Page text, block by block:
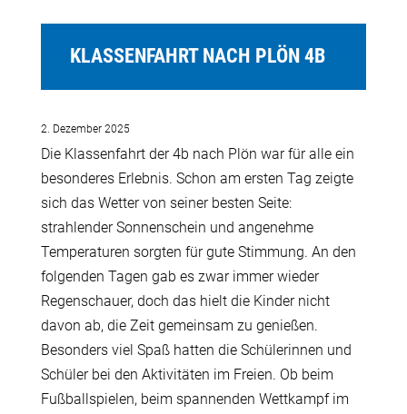
KLASSENFAHRT NACH PLÖN 4B
2. Dezember 2025
Die Klassenfahrt der 4b nach Plön war für alle ein
besonderes Erlebnis. Schon am ersten Tag zeigte
sich das Wetter von seiner besten Seite:
strahlender Sonnenschein und angenehme
Temperaturen sorgten für gute Stimmung. An den
folgenden Tagen gab es zwar immer wieder
Regenschauer, doch das hielt die Kinder nicht
davon ab, die Zeit gemeinsam zu genießen.
Besonders viel Spaß hatten die Schülerinnen und
Schüler bei den Aktivitäten im Freien. Ob beim
Fußballspielen, beim spannenden Wettkampf im